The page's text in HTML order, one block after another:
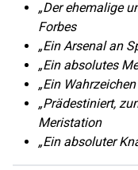
„Der ehemalige
Forbes
„Ein Arsenal an
„Ein absolutes
„Ein
„Prädestiniert,
Meristation
„Ein absoluter